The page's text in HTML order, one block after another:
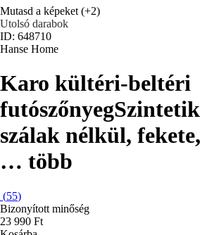
Mutasd a képeket (+2)
Utolsó darabok
ID: 648710
Hanse Home
Karo kültéri-beltéri
futószőnyeg
szálak nélkül,
… több
(55)
Bizonyított minőség
23 990 Ft